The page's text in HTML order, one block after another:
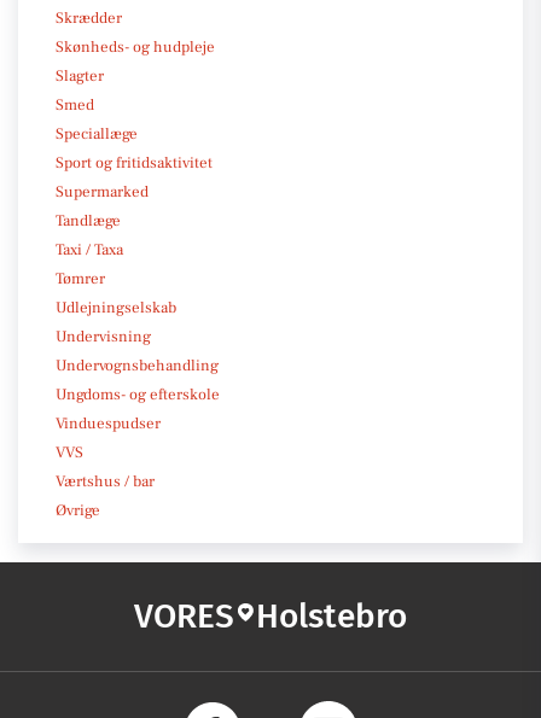
Skrædder
Skønheds- og hudpleje
Slagter
Smed
Speciallæge
Sport og fritidsaktivitet
Supermarked
Tandlæge
Taxi / Taxa
Tømrer
Udlejningselskab
Undervisning
Undervognsbehandling
Ungdoms- og efterskole
Vinduespudser
VVS
Værtshus / bar
Øvrige
VORES Holstebro